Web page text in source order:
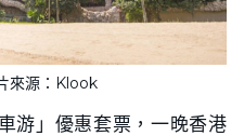
來源：Klook
游」優惠套票，一晚香港